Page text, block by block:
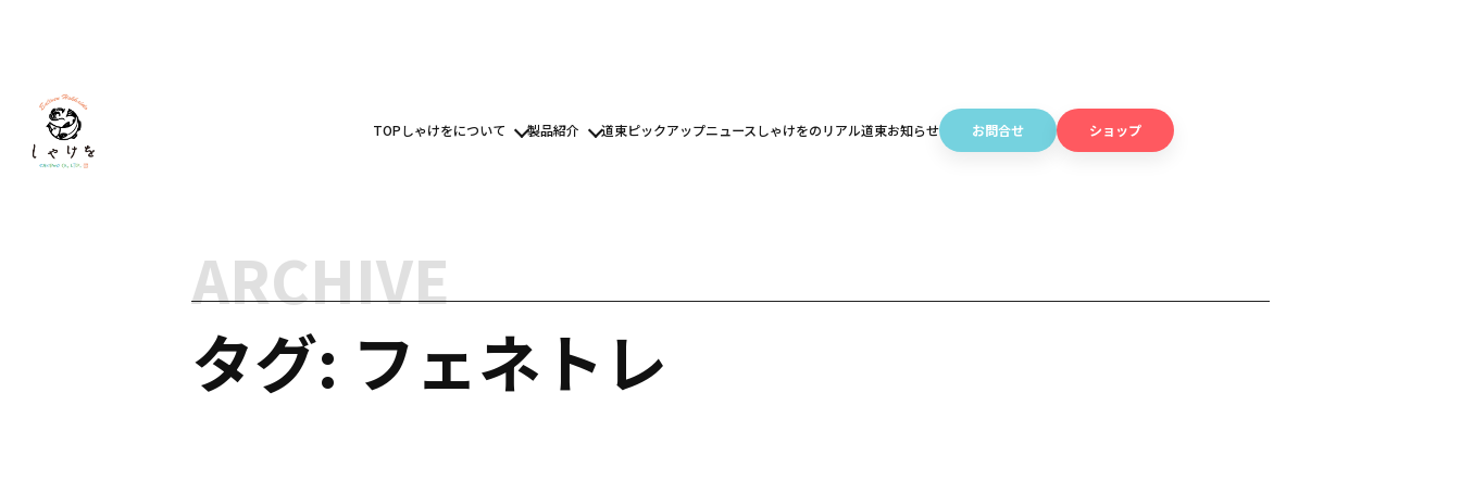
TOPしゃけをについて 製品紹介 道東ピックアップニュース しゃけをのリアル道東お知らせ お問合せ ショップ
ARCHIVE
タグ: フェネトレ